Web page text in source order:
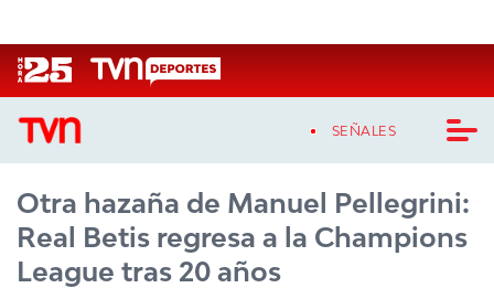
SEÑALES
CASTING MASTERCHEF CHILE
CASTING TVN VERTICAL
Otra hazaña de Manuel Pellegrini:
Real Betis regresa a la Champions
League tras 20 años